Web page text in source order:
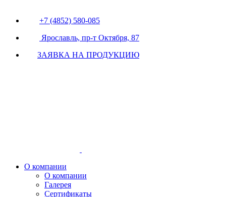
+7 (4852) 580-085
Ярославль, пр-т Октября, 87
ЗАЯВКА НА ПРОДУКЦИЮ
О компании
О компании
Галерея
Сертификаты